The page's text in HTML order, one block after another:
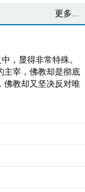
更多...
，显得非常特殊。
主宰，佛教却是彻底
佛教却又坚决反对唯